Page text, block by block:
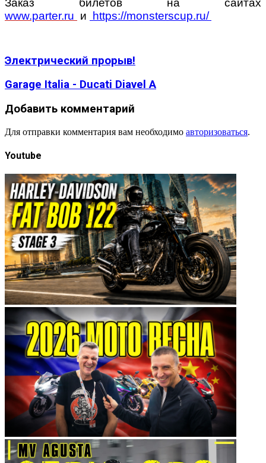
Заказ билетов на сайтах
www.parter.ru и https://monsterscup.ru/
Электрический прорыв!
Garage Italia - Ducati Diavel A
Добавить комментарий
Для отправки комментария вам необходимо авторизоваться.
Youtube